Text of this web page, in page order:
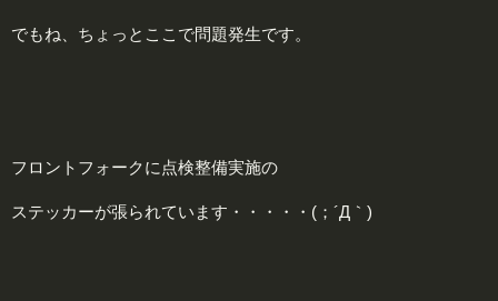
でもね、ちょっとここで問題発生です。
フロントフォークに点検整備実施の
ステッカーが張られています・・・・・(；´Д｀)